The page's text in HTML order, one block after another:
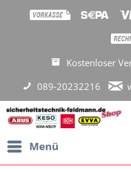
Kostenloser
089-20232216
Menü